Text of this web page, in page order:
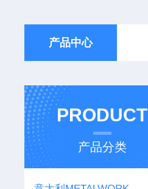
产品中心
PRODUCT
产品分类